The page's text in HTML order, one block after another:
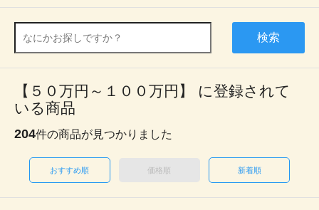
検索
【５０万円～１００万円】 に登録されて
いる商品
204件の商品が見つかりました
おすすめ順 価格順 新着順